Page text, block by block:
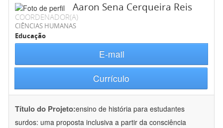
Aaron Sena Cerqueira Reis
COORDENADOR(A)
CIÊNCIAS HUMANAS
Educação
E-mail
Currículo
Título do Projeto:ensino de história para estudantes
surdos: uma proposta inclusiva a partir da consciência